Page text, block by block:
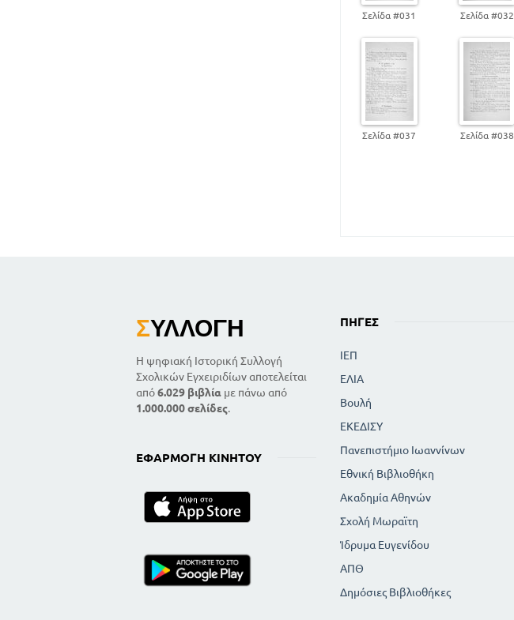
Σελίδα #031 Σελίδα #032
Σελίδα #037 Σελίδα #038
ΣΥΛΛΟΓΉ
Η ψηφιακή Ιστορική Συλλογή
Σχολικών Εγχειριδίων αποτελείται
από6.029 βιβλία με πάνω από
1.000.000 σελίδες.
ΕΦΑΡΜΟΓΉ ΚΙΝΗΤΟΎ
ΠΗΓΈΣ
ΙΕΠ
ΕΛΙΑ
Βουλή
ΕΚΕΔΙΣΥ
Πανεπιστήμιο Ιωαννίνων
Εθνική Βιβλιοθήκη
Ακαδημία Αθηνών
Σχολή Μωραϊτη
Ίδρυμα Ευγενίδου
ΑΠΘ
Δημόσιες Βιβλιοθήκες